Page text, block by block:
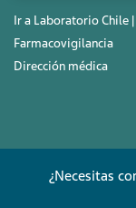
Ir a Laboratorio Chile |
Farmacovigilancia
Dirección médica
¿Necesitas